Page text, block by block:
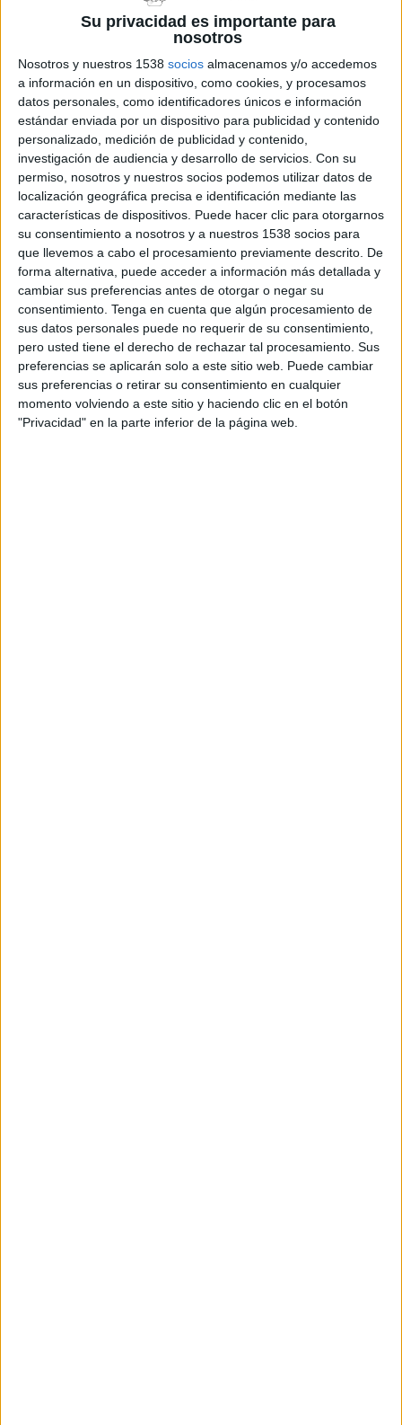
Su privacidad es importante para
nosotros
Nosotros y nuestros 1538 socios almacenamos y/o accedemos
a información en un dispositivo, como cookies, y procesamos
datos personales, como identificadores únicos e información
estándar enviada por un dispositivo para publicidad y contenido
personalizado, medición de publicidad y contenido,
investigación de audiencia y desarrollo de servicios. Con su
permiso, nosotros y nuestros socios podemos utilizar datos de
localización geográfica precisa e identificación mediante las
características de dispositivos. Puede hacer clic para otorgarnos
su consentimiento a nosotros y a nuestros 1538 socios para
que llevemos a cabo el procesamiento previamente descrito. De
forma alternativa, puede acceder a información más detallada y
cambiar sus preferencias antes de otorgar o negar su
consentimiento. Tenga en cuenta que algún procesamiento de
sus datos personales puede no requerir de su consentimiento,
pero usted tiene el derecho de rechazar tal procesamiento. Sus
preferencias se aplicarán solo a este sitio web. Puede cambiar
sus preferencias o retirar su consentimiento en cualquier
momento volviendo a este sitio y haciendo clic en el botón
"Privacidad" en la parte inferior de la página web.
L’avaria ha tingut lloc pels voltants de les sis del
matí i, a més de la línia afectada, també s’ha
reproduït a quatre esteses més, que s’han
desconnectat i han deixat sense electricitat els
veïns d’aquests municipis.
La companyiaEndesaestà treballant amb
diferents brigades sobre terreny i ja ha pogut
restablir part del servei. A quarts de deu del
matí, la xifra d’afectats ja s’havia reduït a la
meitat -quedaven uns 5.000 clients sense llum- i
Endesa informa que la previsió és anar
reconnectant la resta en les pròximes hores.
Imprimir
a
un
amic
PDF